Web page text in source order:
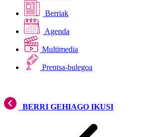
Berriak
Agenda
Multimedia
Prentsa-bulegoa
BERRI GEHIAGO IKUSI